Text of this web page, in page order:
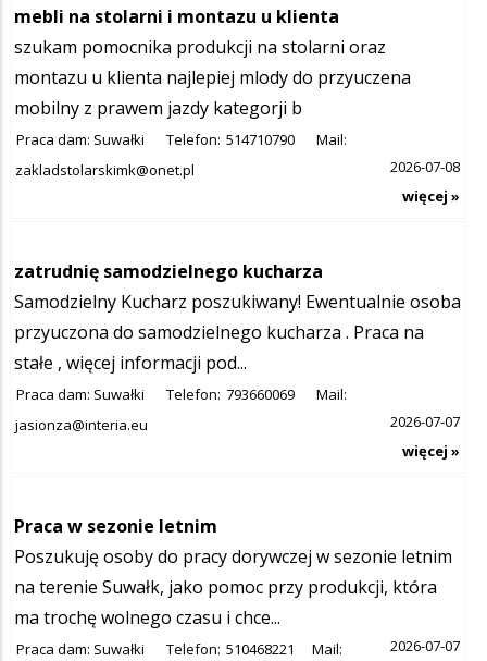
mebli na stolarni i montazu u klienta
szukam pomocnika produkcji na stolarni oraz
montazu u klienta najlepiej mlody do przyuczena
mobilny z prawem jazdy kategorji b
Praca dam: Suwałki Telefon: 514710790
Mail:
zakladstolarskimk@onet.pl
2026-07-08
więcej »
zatrudnię samodzielnego kucharza
Samodzielny Kucharz poszukiwany! Ewentualnie osoba
przyuczona do samodzielnego kucharza . Praca na
stałe , więcej informacji pod...
Praca dam: Suwałki Telefon: 793660069
Mail:
jasionza@interia.eu
2026-07-07
więcej »
Praca w sezonie letnim
Poszukuję osoby do pracy dorywczej w sezonie letnim
na terenie Suwałk, jako pomoc przy produkcji, która
ma trochę wolnego czasu i chce...
Praca dam: Suwałki Telefon: 510468221 Mail:
2026-07-07